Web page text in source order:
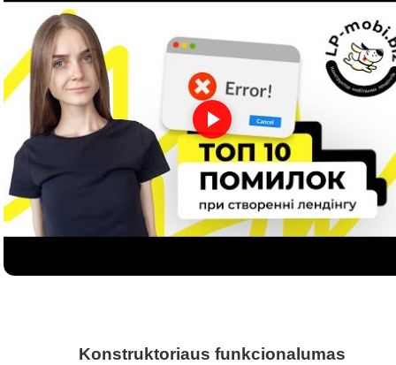
Konstruktoriaus funkcionalumas